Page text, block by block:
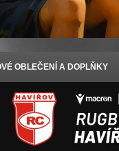
OBLEČENÍ A DOPLŇKY